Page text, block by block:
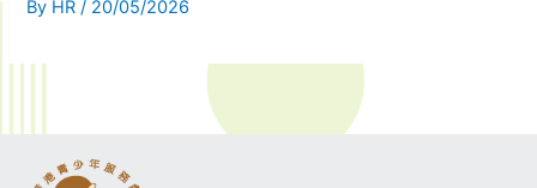
By HR/ 20/05/2026